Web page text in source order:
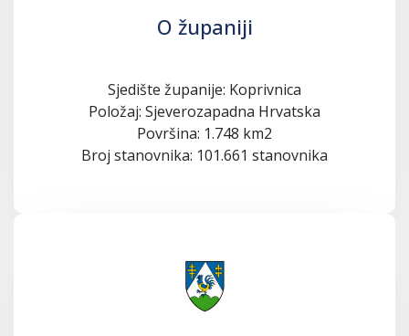
O županiji
Sjedište županije: Koprivnica
Položaj: Sjeverozapadna Hrvatska
Površina: 1.748 km2
Broj stanovnika: 101.661 stanovnika